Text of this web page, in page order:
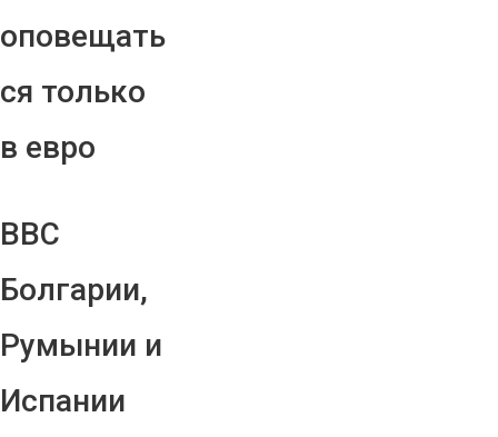
оповещать
ся только
в евро
ВВС
Болгарии,
Румынии и
Испании